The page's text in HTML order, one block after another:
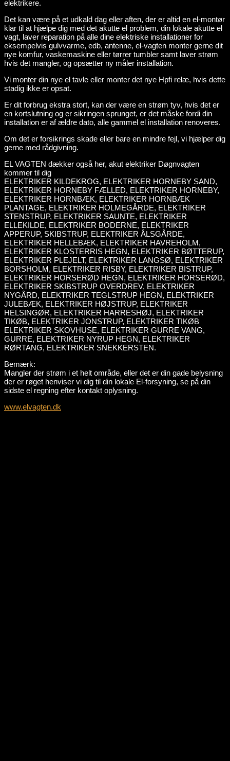
elektrikere.
Det kan være på et udkald dag eller aften, der er altid en el-montør
klar til at hjælpe dig med det akutte el problem, din lokale akutte el
vagt, laver reparation på alle dine elektriske installationer for
eksempelvis gulvvarme, edb, antenne, el-vagten monter gerne dit
nye komfur, vaskemaskine eller tørrer tumbler samt laver strøm
hvis det mangler, og opsætter ny måler installation.
Vi monter din nye el tavle eller monter det nye Hpfi relæ, hvis dette
stadig ikke er opsat.
Er dit forbrug ekstra stort, kan der være en strøm tyv, hvis det er
en kortslutning og er sikringen sprunget, er det måske fordi din
installation er af ældre dato, alle gammel el installation renoveres.
Om det er forsikrings skade eller bare en mindre fejl, vi hjælper dig
gerne med rådgivning.
EL VAGTEN dækker også her, akut elektriker Døgnvagten
kommer til dig
ELEKTRIKER KILDEKROG, ELEKTRIKER HORNEBY SAND,
ELEKTRIKER HORNEBY FÆLLED, ELEKTRIKER HORNEBY,
ELEKTRIKER HORNBÆK, ELEKTRIKER HORNBÆK
PLANTAGE, ELEKTRIKER HOLMEGÅRDE, ELEKTRIKER
STENSTRUP, ELEKTRIKER SAUNTE, ELEKTRIKER
ELLEKILDE, ELEKTRIKER BODERNE, ELEKTRIKER
APPERUP, SKIBSTRUP, ELEKTRIKER ÅLSGÅRDE,
ELEKTRIKER HELLEBÆK, ELEKTRIKER HAVREHOLM,
ELEKTRIKER KLOSTERRIS HEGN, ELEKTRIKER BØTTERUP,
ELEKTRIKER PLEJELT, ELEKTRIKER LANGSØ, ELEKTRIKER
BORSHOLM, ELEKTRIKER RISBY, ELEKTRIKER BISTRUP,
ELEKTRIKER HORSERØD HEGN, ELEKTRIKER HORSERØD,
ELEKTRIKER SKIBSTRUP OVERDREV, ELEKTRIKER
NYGÅRD, ELEKTRIKER TEGLSTRUP HEGN, ELEKTRIKER
JULEBÆK, ELEKTRIKER HØJSTRUP, ELEKTRIKER
HELSINGØR, ELEKTRIKER HARRESHØJ, ELEKTRIKER
TIKØB, ELEKTRIKER JONSTRUP, ELEKTRIKER TIKØB
ELEKTRIKER SKOVHUSE, ELEKTRIKER GURRE VANG,
GURRE, ELEKTRIKER NYRUP HEGN, ELEKTRIKER
RØRTANG, ELEKTRIKER SNEKKERSTEN.
Bemærk:
Mangler der strøm i et helt område, eller det er din gade belysning
der er røget henviser vi dig til din lokale El-forsyning, se på din
sidste el regning efter kontakt oplysning.
www.elvagten.dk